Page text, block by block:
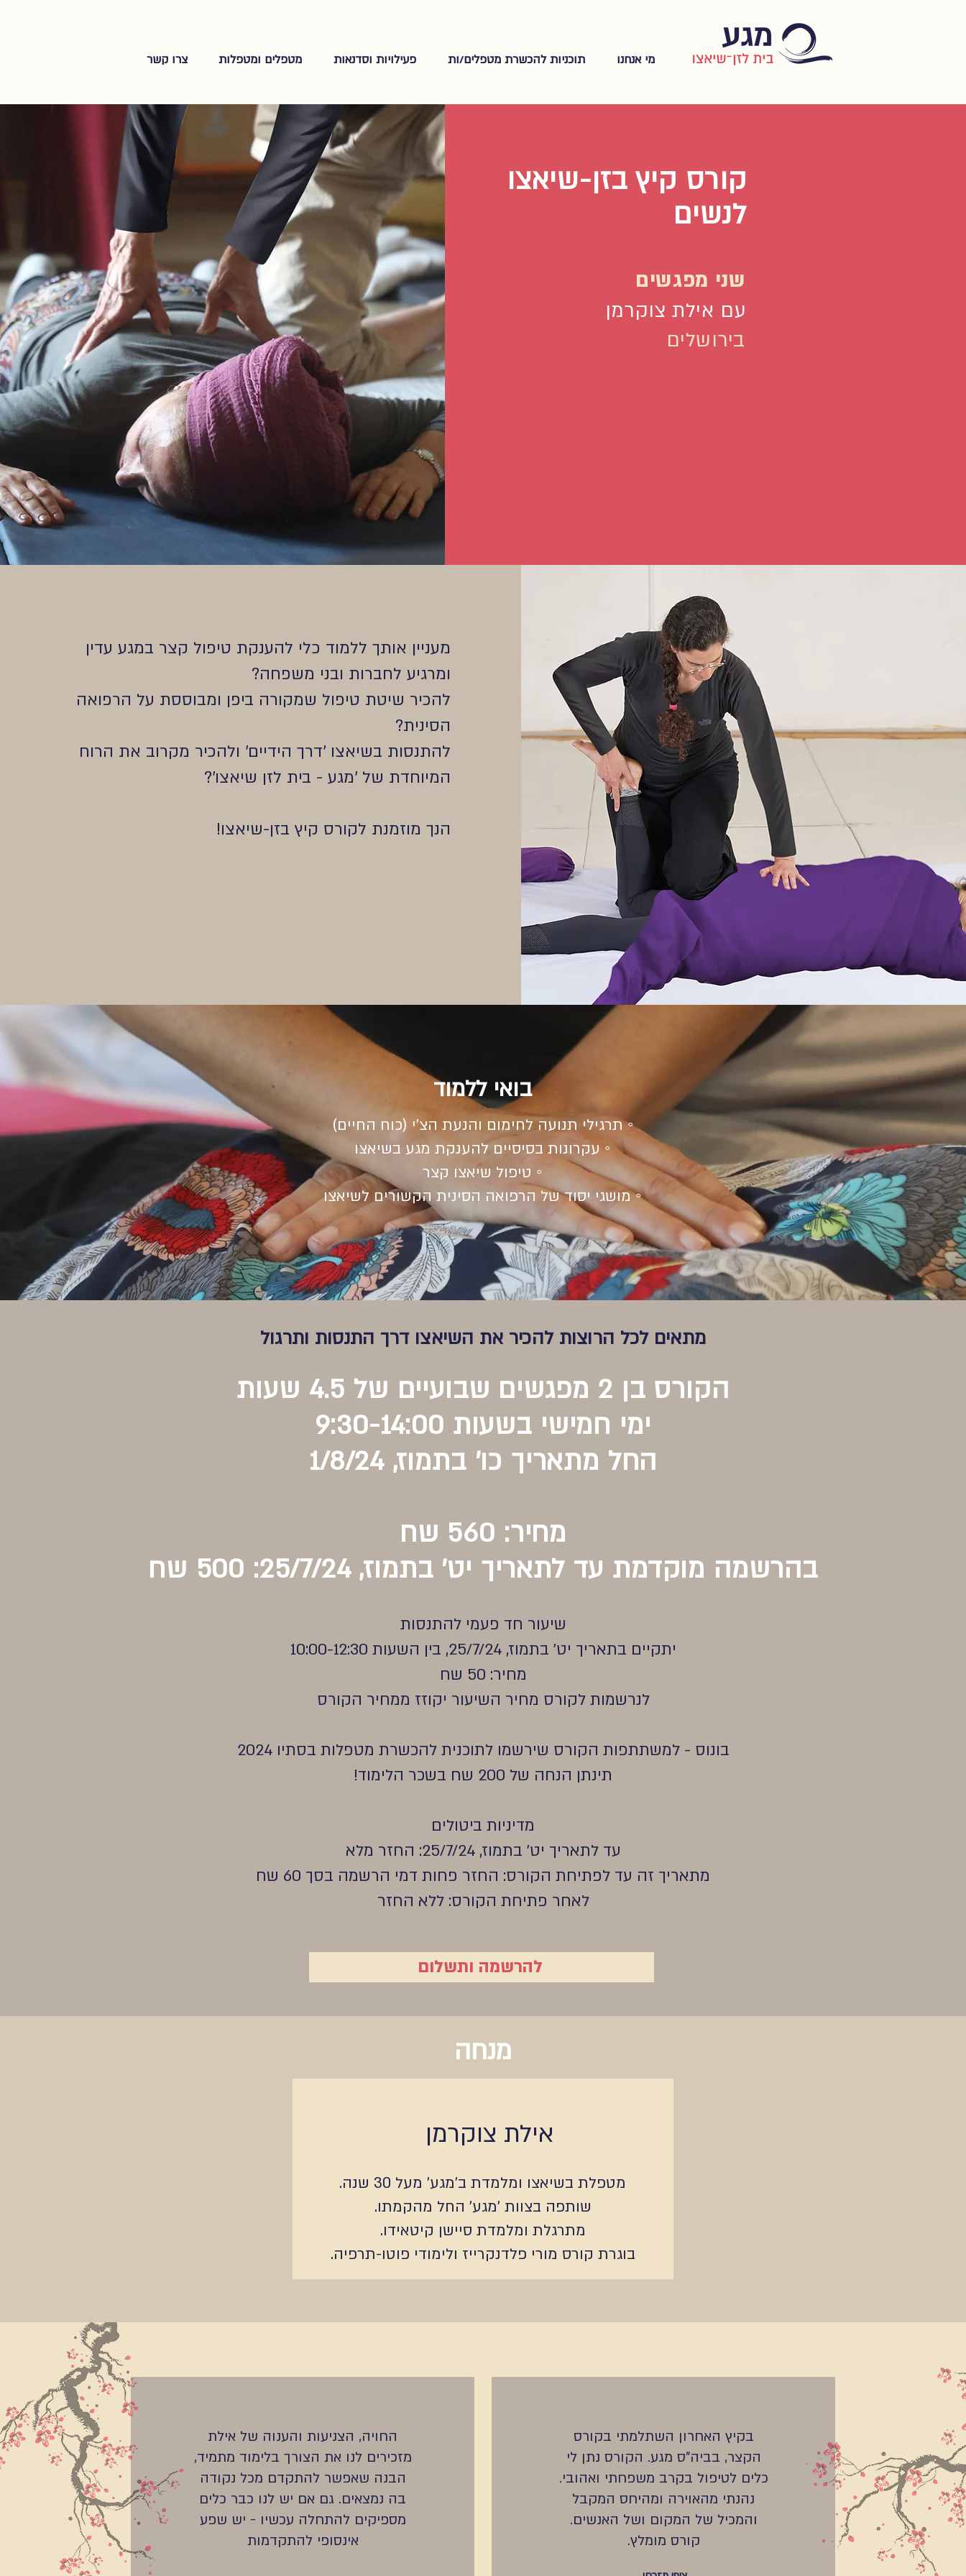
מי אנחנו תוכניות להכשרת מטפלים/ות פעילויות וסדנאות מטפלים ומטפלות צרו קשר
קורס קיץ בזן-שיאצו
לנשים
שני מפגשים
עם אילת צוקרמן
בירושלים
מעניין אותך ללמוד כלי להענקת טיפול קצר במגע עדין
ומרגיע לחברות ובני משפחה?
להכיר שיטת טיפול שמקורה ביפן ומבוססת על הרפואה
הסינית?
להתנסות בשיאצו 'דרך הידיים' ולהכיר מקרוב את הרוח
המיוחדת של 'מגע - בית לזן שיאצו'?
הנך מוזמנת לקורס קיץ בזן-שיאצו!
בואי ללמוד
◦ תרגילי תנועה לחימום והנעת הצ'י (כוח החיים)
◦ עקרונות בסיסיים להענקת מגע בשיאצו
◦ טיפול שיאצו קצר
◦ מושגי יסוד של הרפואה הסינית הקשורים לשיאצו
מתאים לכל הרוצות להכיר את השיאצו דרך התנסות ותרגול
הקורס בן 2 מפגשים שבועיים של 4.5 שעות
ימי חמישי בשעות 9:30-14:00
החל מתאריך כו' בתמוז, 1/8/24
מחיר: 560 שח
בהרשמה מוקדמת עד לתאריך יט' בתמוז, 25/7/24: 500 שח
שיעור חד פעמי להתנסות
יתקיים בתאריך יט' בתמוז, 25/7/24, בין השעות 10:00-12:30
מחיר: 50 שח
לנרשמות לקורס מחיר השיעור יקוזז ממחיר הקורס
בונוס - למשתתפות הקורס שירשמו לתוכנית להכשרת מטפלות בסתיו 2024
תינתן הנחה של 200 שח בשכר הלימוד!
מדיניות ביטולים
עד לתאריך יט' בתמוז, 25/7/24: החזר מלא
מתאריך זה עד לפתיחת הקורס: החזר פחות דמי הרשמה בסך 60 שח
לאחר פתיחת הקורס: ללא החזר
להרשמה ותשלום
מנחה
אילת צוקרמן
מטפלת בשיאצו ומלמדת ב'מגע' מעל 30 שנה.
שותפה בצוות 'מגע' החל מהקמתו.
מתרגלת ומלמדת סיישן קיטאידו.
בוגרת קורס מורי פלדנקרייז ולימודי פוטו-תרפיה.
בקיץ האחרון השתלמתי בקורס
הקצר, בביה"ס מגע. הקורס נתן לי
כלים לטיפול בקרב משפחתי ואהובי.
נהנתי מהאוירה ומהיחס המקבל
והמכיל של המקום ושל האנשים.
קורס מומלץ.
החויה, הצניעות והענוה של אילת
מזכירים לנו את הצורך בלימוד מתמיד,
הבנה שאפשר להתקדם מכל נקודה
בה נמצאים. גם אם יש לנו כבר כלים
מספיקים להתחלה עכשיו - יש שפע
אינסופי להתקדמות